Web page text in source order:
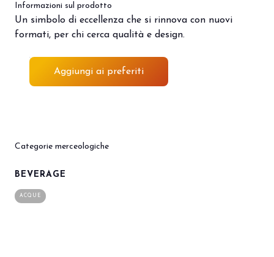
dell’innovazione Out of Home.
DIVENTA UN ESPOSITORE
Informazioni sul prodotto
Un simbolo di eccellenza che si rinnova con nuovi
formati, per chi cerca qualità e design.
Aggiungi ai preferiti
Categorie merceologiche
BEVERAGE
ACQUE